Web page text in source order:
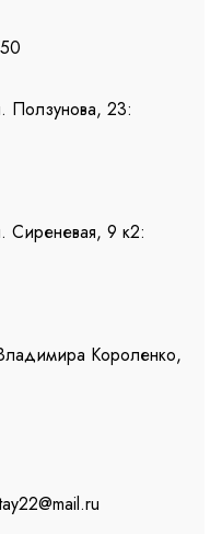
Ползунова, 23:
Сиреневая, 9 к2:
Короленко,